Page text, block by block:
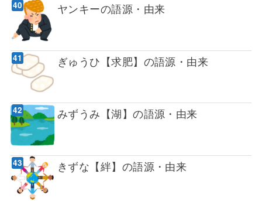
ヤンキーの語源・由来
ぎゅうひ【求肥】の語源・由来
みずうみ【湖】の語源・由来
きずな【絆】の語源・由来